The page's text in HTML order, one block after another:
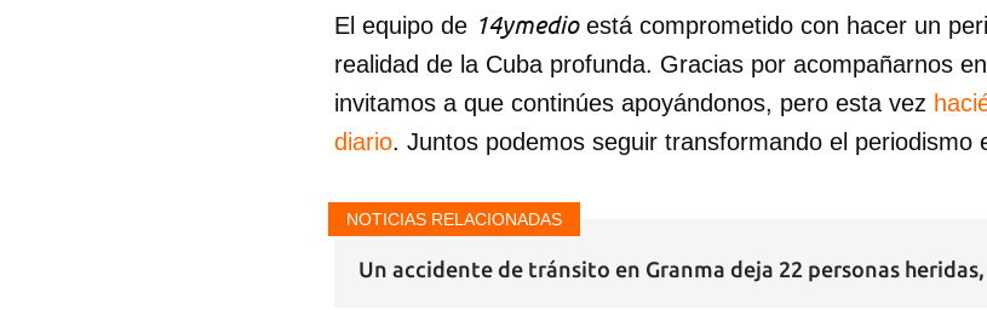
El equipo de 14ymedioestá comprometido con hacer un
realidad de la Cuba profunda. Gracias por acompañarnos
invitamos a que continúes apoyándonos, pero esta vez
diario. Juntos podemos seguir transformando el periodismo
NOTICIAS RELACIONADAS
Un accidente de tránsito en Granma deja 22 personas